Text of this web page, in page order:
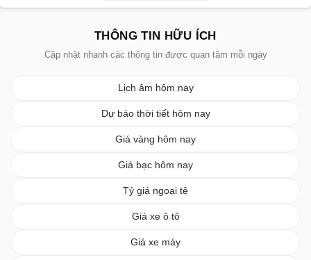
THÔNG TIN HỮU ÍCH
Cập nhật nhanh các thông tin được quan tâm mỗi ngày
Lịch âm hôm nay
Dự báo thời tiết hôm nay
Giá vàng hôm nay
Giá bạc hôm nay
Tỷ giá ngoại tệ
Giá xe ô tô
Giá xe máy